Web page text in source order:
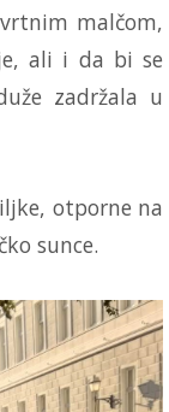
malčom,
ali i da bi se
zadržala u
otporne na
sunce.